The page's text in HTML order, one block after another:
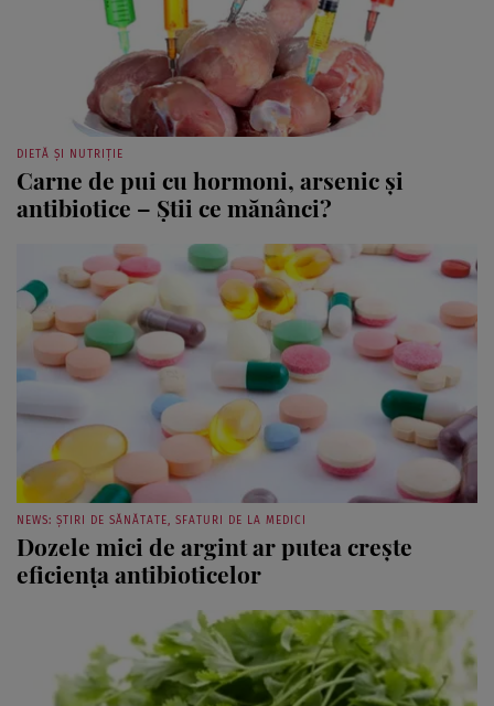
Carne de pui cu hormoni, arsenic şi
antibiotice – Ştii ce mănânci?
Dozele mici de argint ar putea creşte
eficienţa antibioticelor